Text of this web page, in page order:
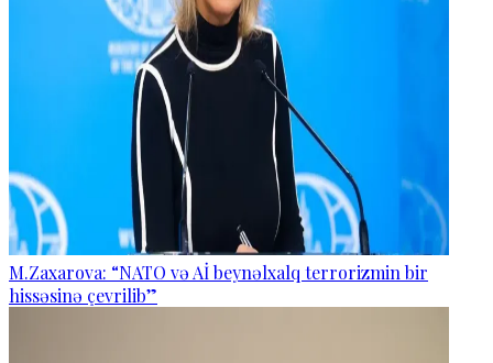
M.Zaxarova: “NATO və Aİ beynəlxalq terrorizmin bir
hissəsinə çevrilib”